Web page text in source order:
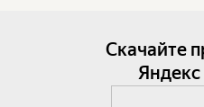
Скачайте